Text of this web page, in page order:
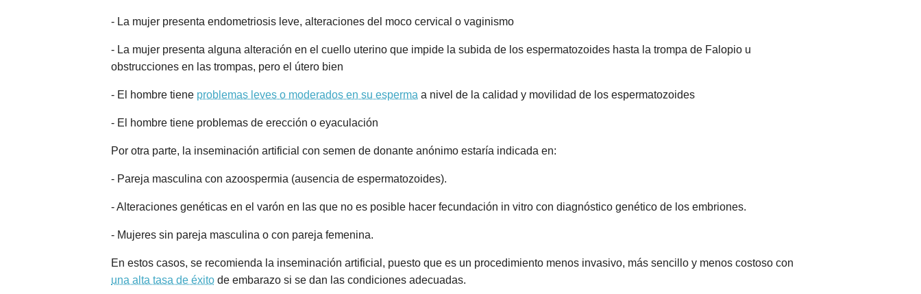
- La mujer presenta endometriosis leve, alteraciones del moco cervical o vaginismo
- La mujer presenta alguna alteración en el cuello uterino que impide la subida de los espermatozoides hasta la trompa de Falopio u
obstrucciones en las trompas, pero el útero bien
- El hombre tiene problemas leves o moderados en su esperma a nivel de la calidad y movilidad de los espermatozoides
- El hombre tiene problemas de erección o eyaculación
Por otra parte, la inseminación artificial con semen de donante anónimo estaría indicada en:
- Pareja masculina con azoospermia (ausencia de espermatozoides).
- Alteraciones genéticas en el varón en las que no es posible hacer fecundación in vitro con diagnóstico genético de los embriones.
- Mujeres sin pareja masculina o con pareja femenina.
En estos casos, se recomienda la inseminación artificial, puesto que es un procedimiento menos invasivo, más sencillo y menos costoso con
una alta tasa de éxito de embarazo si se dan las condiciones adecuadas.